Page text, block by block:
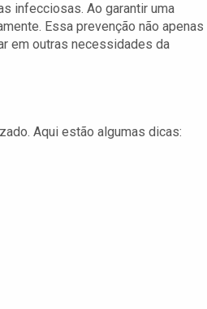
infecciosas. Ao garantir uma
Essa prevenção não apenas
em outras necessidades da
Aqui estão algumas dicas: